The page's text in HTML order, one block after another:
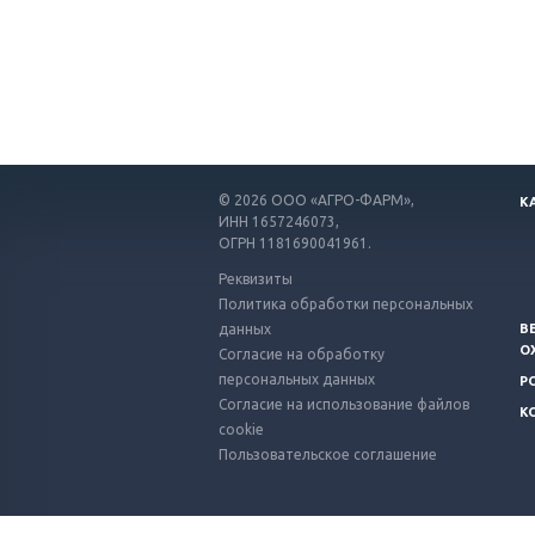
© 2026 ООО «АГРО-ФАРМ»,
ИНН 1657246073,
ОГРН 1181690041961.
Реквизиты
Политика обработки персональных
данных
Согласие на обработку
персональных данных
Согласие на использование файлов
cookie
Пользовательское соглашение